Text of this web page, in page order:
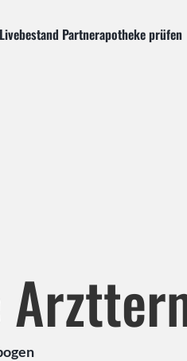
Livebestand Partnerapotheke prüfen